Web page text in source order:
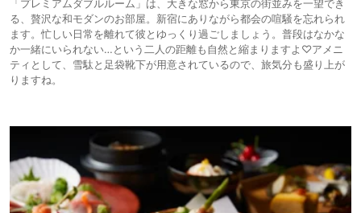
「プレミアムダブルルーム」は、大きな窓から東京の街並みを一望でき
る、贅沢な和モダンのお部屋。新宿にありながら都会の喧騒を忘れられ
ます。忙しい日常を離れて彼とゆっくり過ごしましょう。普段はなかな
か一緒にいられない…という二人の距離も自然と縮まりますよ♡アメニ
ティとして、雪駄と足袋靴下が用意されているので、旅気分も盛り上が
りますね。